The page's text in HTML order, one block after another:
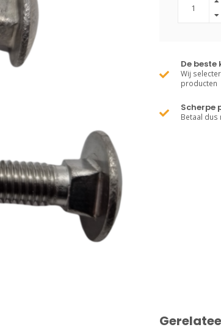
De beste
Wij
producten
Scherpe
Betaal dus